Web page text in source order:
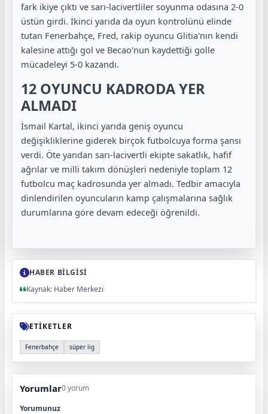
fark ikiye çıktı ve sarı-lacivertliler soyunma odasına 2-0
üstün girdi. İkinci yarıda da oyun kontrolünü elinde
tutan Fenerbahçe, Fred, rakip oyuncu Glitia'nın kendi
kalesine attığı gol ve Becao'nun kaydettiği golle
mücadeleyi 5-0 kazandı.
12 OYUNCU KADRODA YER
ALMADI
İsmail Kartal, ikinci yarıda geniş oyuncu
değişikliklerine giderek birçok futbolcuya forma şansı
verdi. Öte yandan sarı-lacivertli ekipte sakatlık, hafif
ağrılar ve milli takım dönüşleri nedeniyle toplam 12
futbolcu maç kadrosunda yer almadı. Tedbir amacıyla
dinlendirilen oyuncuların kamp çalışmalarına sağlık
durumlarına göre devam edeceği öğrenildi.
HABER BİLGİSİ
Kaynak: Haber Merkezi
ETİKETLER
Fenerbahçe süper lig
Yorumlar0 yorum
Yorumunuz